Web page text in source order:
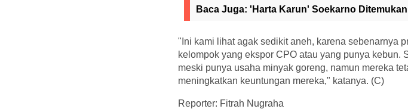
Baca Juga: 'Harta Karun' Soekarno
"Ini kami lihat agak sedikit aneh, karena sebenarnya
kelompok yang ekspor CPO atau yang punya
meski punya usaha minyak goreng, namun mereka
meningkatkan keuntungan mereka," katanya. (C)
Reporter: Fitrah Nugraha